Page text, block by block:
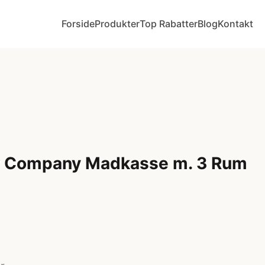
ForsideProdukterTop RabatterBlogKontakt
Madkasse m. 3 Rum